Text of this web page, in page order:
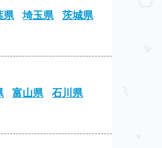
県 埼玉県 茨城県
富山県 石川県